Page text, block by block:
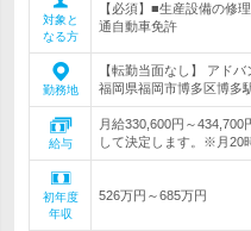
対象と
なる方
【必須】■生産設備の修
通自動車免許
勤務地
【転勤当面なし】 アド
福岡県福岡市博多区博多
給与
月給330,600円～
して決定します。※月20
初年度
年収
526万円～685万円